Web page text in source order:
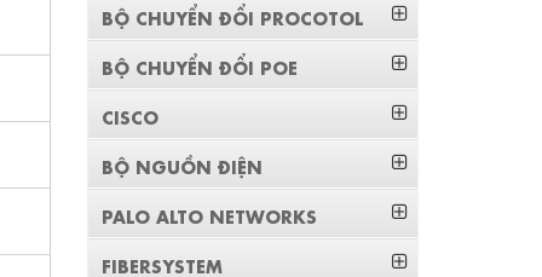
BỘ CHUYỂN ĐỔI PROCOTOL
BỘ CHUYỂN ĐỔI POE
CISCO
BỘ NGUỒN ĐIỆN
PALO ALTO NETWORKS
FIBERSYSTEM